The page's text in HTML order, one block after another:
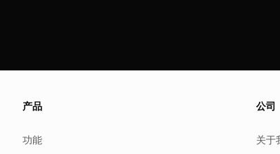
We update this page when our platform or the law
Each change shows up in the timestamp at the
产品
功能
公司
关于